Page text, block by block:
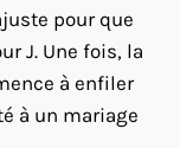
pour que
J. Une fois, la
à enfiler
à un mariage